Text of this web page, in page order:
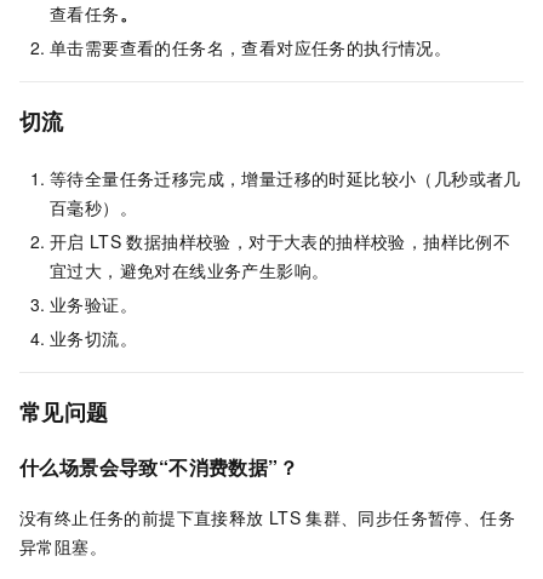
查看任务。
单击需要查看的任务名，查看对应任务的执行情况。
切流
等待全量任务迁移完成，增量迁移的时延比较小（几秒或者几
百毫秒）。
开启 LTS 数据抽样校验，对于大表的抽样校验，抽样比例不
宜过大，避免对在线业务产生影响。
业务验证。
业务切流。
常见问题
什么场景会导致“不消费数据”？
没有终止任务的前提下直接释放 LTS 集群、同步任务暂停、任务
异常阻塞。